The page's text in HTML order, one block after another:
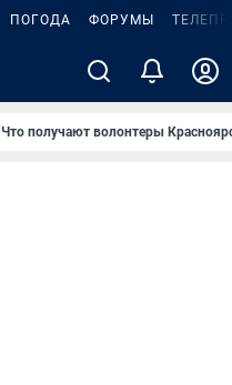
ПОГОДА ФОРУМЫ
Что получают волонтеры